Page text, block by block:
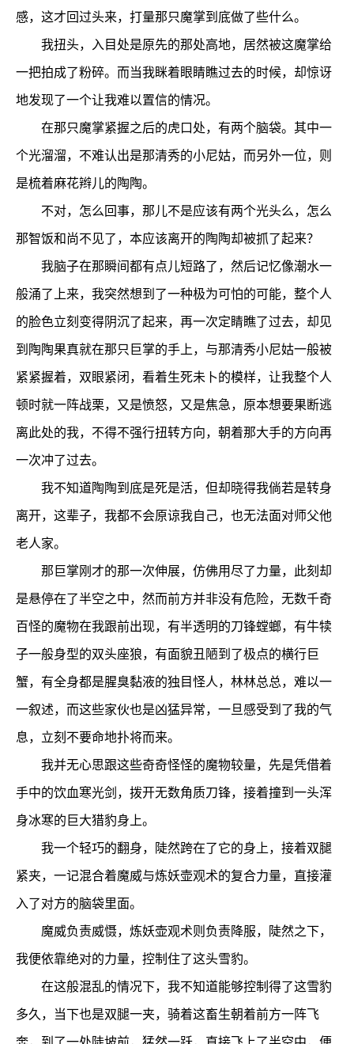
感，这才回过头来，打量那只魔掌到底做了些什么。
我扭头，入目处是原先的那处高地，居然被这魔掌给
一把拍成了粉碎。而当我眯着眼睛瞧过去的时候，却惊讶
地发现了一个让我难以置信的情况。
在那只魔掌紧握之后的虎口处，有两个脑袋。其中一
个光溜溜，不难认出是那清秀的小尼姑，而另外一位，则
是梳着麻花辫儿的陶陶。
不对，怎么回事，那儿不是应该有两个光头么，怎么
那智饭和尚不见了，本应该离开的陶陶却被抓了起来？
我脑子在那瞬间都有点儿短路了，然后记忆像潮水一
般涌了上来，我突然想到了一种极为可怕的可能，整个人
的脸色立刻变得阴沉了起来，再一次定睛瞧了过去，却见
到陶陶果真就在那只巨掌的手上，与那清秀小尼姑一般被
紧紧握着，双眼紧闭，看着生死未卜的模样，让我整个人
顿时就一阵战栗，又是愤怒，又是焦急，原本想要果断逃
离此处的我，不得不强行扭转方向，朝着那大手的方向再
一次冲了过去。
我不知道陶陶到底是死是活，但却晓得我倘若是转身
离开，这辈子，我都不会原谅我自己，也无法面对师父他
老人家。
那巨掌刚才的那一次伸展，仿佛用尽了力量，此刻却
是悬停在了半空之中，然而前方并非没有危险，无数千奇
百怪的魔物在我跟前出现，有半透明的刀锋螳螂，有牛犊
子一般身型的双头座狼，有面貌丑陋到了极点的横行巨
蟹，有全身都是腥臭黏液的独目怪人，林林总总，难以一
一叙述，而这些家伙也是凶猛异常，一旦感受到了我的气
息，立刻不要命地扑将而来。
我并无心思跟这些奇奇怪怪的魔物较量，先是凭借着
手中的饮血寒光剑，拨开无数角质刀锋，接着撞到一头浑
身冰寒的巨大猎豹身上。
我一个轻巧的翻身，陡然跨在了它的身上，接着双腿
紧夹，一记混合着魔威与炼妖壶观术的复合力量，直接灌
入了对方的脑袋里面。
魔威负责威慑，炼妖壶观术则负责降服，陡然之下，
我便依靠绝对的力量，控制住了这头雪豹。
在这般混乱的情况下，我不知道能够控制得了这雪豹
多久，当下也是双腿一夹，骑着这畜生朝着前方一阵飞